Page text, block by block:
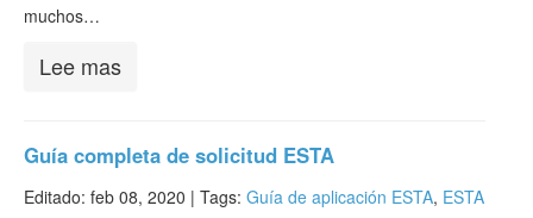
muchos…
Lee mas
Guía completa de solicitud ESTA
Editado: feb 08, 2020 | Tags: Guía de aplicación ESTA, ESTA